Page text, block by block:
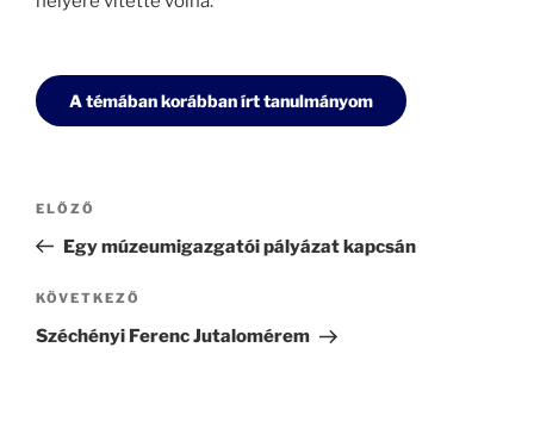
A témában korábban írt tanulmányom
Bejegyzés
Korábbi
bejegyzés
ELŐZŐ
Egy múzeumigazgatói pályázat kapcsán
Következő
bejegyzés
KÖVETKEZŐ
Széchényi Ferenc Jutalomérem